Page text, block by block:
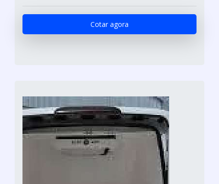
Cotar agora